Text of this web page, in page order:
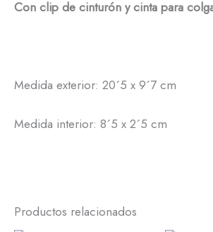
Con clip de cinturón y cinta para
Medida exterior: 20´5 x 9´7 cm
Medida interior: 8´5 x 2´5 cm
Productos relacionados